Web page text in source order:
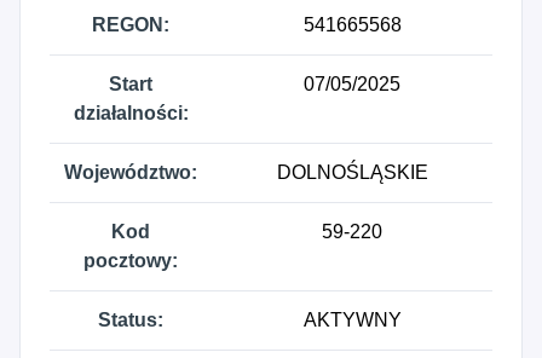
REGON: 541665568
Start
działalności:
07/05/2025
Województwo: DOLNOŚLĄSKIE
Kod
pocztowy:
59-220
Status: AKTYWNY